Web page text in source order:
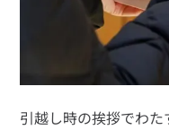
引越し時の挨拶でわ